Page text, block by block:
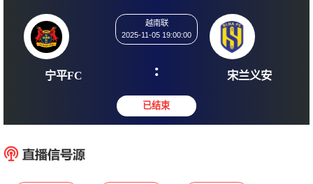
宁平FC
2025-11-05 19:00:00
: 宋兰